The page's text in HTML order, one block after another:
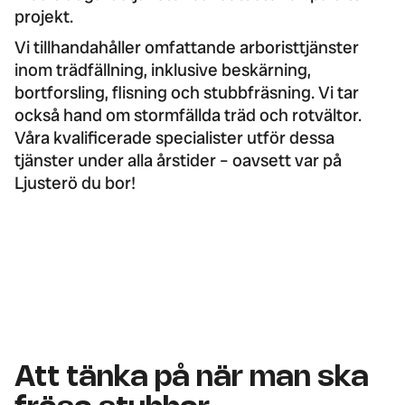
projekt.
Vi tillhandahåller omfattande arboristtjänster
inom trädfällning, inklusive beskärning,
bortforsling, flisning och stubbfräsning. Vi tar
också hand om stormfällda träd och rotvältor.
Våra kvalificerade specialister utför dessa
tjänster under alla årstider – oavsett var på
Ljusterö du bor!
Att tänka på när man ska